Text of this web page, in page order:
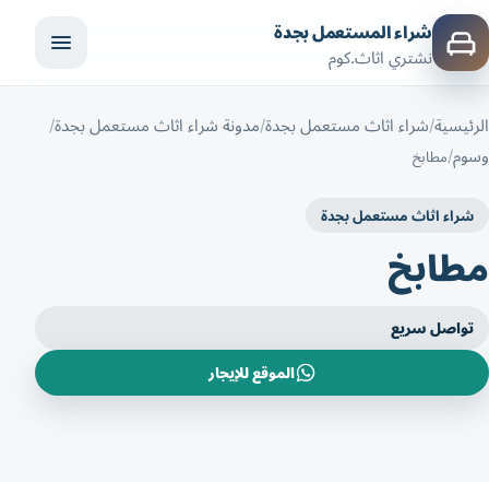
شراء المستعمل بجدة
نشتري اثاث.كوم
الرئيسية شراء اثاث مستعمل بجدة مدونة شراء اثاث مستعمل بجدة
وسوم مطابخ
شراء اثاث مستعمل بجدة
مطابخ
تواصل سريع
الموقع للإيجار